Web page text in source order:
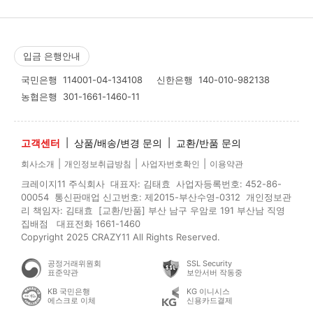
입금 은행안내
국민은행 114001-04-134108 신한은행 140-010-982138
농협은행 301-1661-1460-11
고객센터 상품/배송/변경 문의 교환/반품 문의
회사소개 개인정보취급방침 사업자번호확인 이용약관
크레이지11 주식회사 대표자: 김태효 사업자등록번호: 452-86-
00054 통신판매업 신고번호: 제2015-부산수영-0312 개인정보관
리 책임자: 김태효 [교환/반품] 부산 남구 우암로 191 부산남 직영
집배점 대표전화 1661-1460
Copyright 2025 CRAZY11 All Rights Reserved.
공정거래위원회
표준약관
SSL Security
보안서버 작동중
KB 국민은행
에스크로 이체
KG 이니시스
신용카드결제